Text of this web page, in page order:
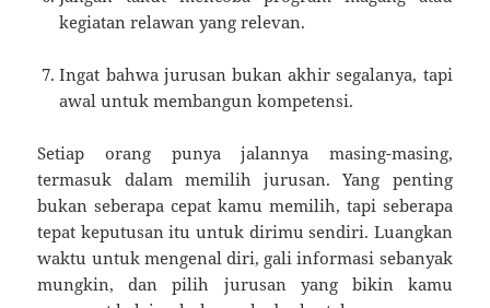
kegiatan relawan yang relevan.
Ingat bahwa jurusan bukan akhir segalanya, tapi
awal untuk membangun kompetensi.
Setiap orang punya jalannya masing-masing,
termasuk dalam memilih jurusan. Yang penting
bukan seberapa cepat kamu memilih, tapi seberapa
tepat keputusan itu untuk dirimu sendiri. Luangkan
waktu untuk mengenal diri, gali informasi sebanyak
mungkin, dan pilih jurusan yang bikin kamu